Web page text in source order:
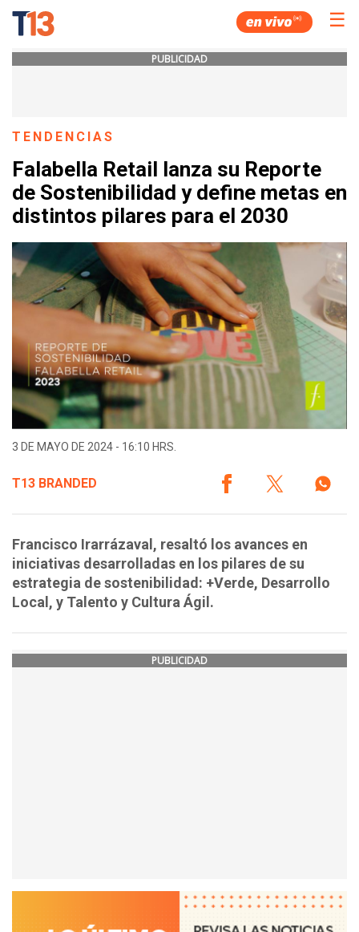
☰
PUBLICIDAD
TENDENCIAS
Falabella Retail lanza su Reporte
de Sostenibilidad y define metas en
distintos pilares para el 2030
3 DE MAYO DE 2024 - 16:10 HRS.
T13 BRANDED
Francisco Irarrázaval, resaltó los avances en
iniciativas desarrolladas en los pilares de su
estrategia de sostenibilidad: +Verde, Desarrollo
Local, y Talento y Cultura Ágil.
PUBLICIDAD